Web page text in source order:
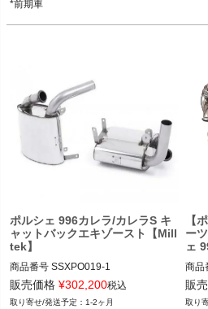
ポルシェ 996カレラ/カレラS キ
ャットバックエキゾースト【Mill
tek】
商品番号 SSXPO019-1
SSXPO019-1
販売価格 ¥302,200税込
1-2ヶ月
【
ー
ェ
商品
ポル
販